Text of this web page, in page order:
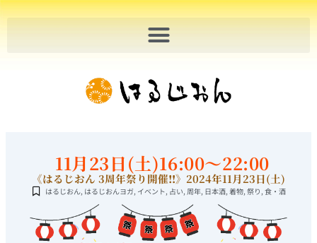
内
容
11月23日(土)16:00～22:00
《はるじおん 3周年祭り開催‼》2024年11月23日(土)
はるじおん, はるじおんヨガ, イベント, 占い, 周年, 日本酒, 着物, 祭り , 食・酒